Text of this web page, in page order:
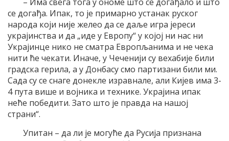
се догађа. Ипак, то је примарно устанак руског
народа који није желео да се даље игра јереси
украјинства и да „иде у Европу“ у којој ни нас ни
Украјинце нико не сматра Европљанима и не чека
нити ће чекати. Иначе, у Чеченији су вехабије били
градска герила, а у Донбасу смо партизани били ми.
Сада су се снаге донекле изравнале, али Кијев има 3-
4 пута више и војника и технике. Украјина ипак
неће победити. Зато што је правда на нашој
страни“.
Упитан – да ли је могуће да Русија признана